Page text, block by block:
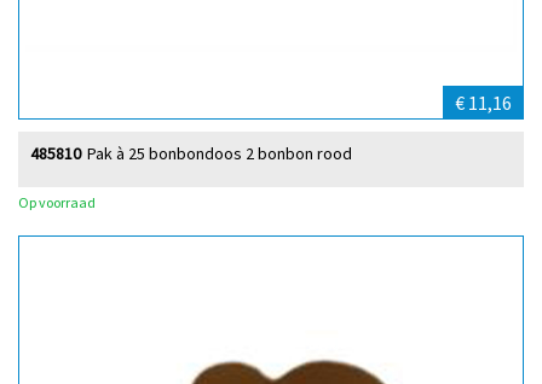
€ 11,16
Pak à 25 bonbondoos 2 bonbon rood
485810
Op voorraad